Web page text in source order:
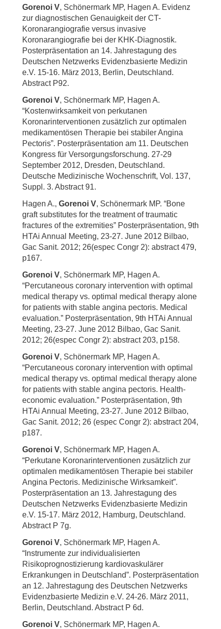
Gorenoi V, Schönermark MP, Hagen A. Evidenz
zur diagnostischen Genauigkeit der CT-
Koronarangiografie versus invasive
Koronarangiografie bei der KHK-Diagnostik.
Posterpräsentation an 14. Jahrestagung des
Deutschen Netzwerks Evidenzbasierte Medizin
e.V. 15-16. März 2013, Berlin, Deutschland.
Abstract P92.
Gorenoi V, Schönermark MP, Hagen A.
“Kostenwirksamkeit von perkutanen
Koronarinterventionen zusätzlich zur optimalen
medikamentösen Therapie bei stabiler Angina
Pectoris”. Posterpräsentation am 11. Deutschen
Kongress für Versorgungsforschung. 27-29
September 2012, Dresden, Deutschland.
Deutsche Medizinische Wochenschrift, Vol. 137,
Suppl. 3. Abstract 91.
Hagen A., Gorenoi V, Schönermark MP. “Bone
graft substitutes for the treatment of traumatic
fractures of the extremities” Posterpräsentation, 9th
HTAi Annual Meeting, 23-27. June 2012 Bilbao,
Gac Sanit. 2012; 26(espec Congr 2): abstract 479,
p167.
Gorenoi V, Schönermark MP, Hagen A.
“Percutaneous coronary intervention with optimal
medical therapy vs. optimal medical therapy alone
for patients with stable angina pectoris. Medical
evaluation.” Posterpräsentation, 9th HTAi Annual
Meeting, 23-27. June 2012 Bilbao, Gac Sanit.
2012; 26(espec Congr 2): abstract 203, p158.
Gorenoi V, Schönermark MP, Hagen A.
“Percutaneous coronary intervention with optimal
medical therapy vs. optimal medical therapy alone
for patients with stable angina pectoris. Health-
economic evaluation.” Posterpräsentation, 9th
HTAi Annual Meeting, 23-27. June 2012 Bilbao,
Gac Sanit. 2012; 26 (espec Congr 2): abstract 204,
p187.
Gorenoi V, Schönermark MP, Hagen A.
“Perkutane Koronarinterventionen zusätzlich zur
optimalen medikamentösen Therapie bei stabiler
Angina Pectoris. Medizinische Wirksamkeit”.
Posterpräsentation an 13. Jahrestagung des
Deutschen Netzwerks Evidenzbasierte Medizin
e.V. 15-17. März 2012, Hamburg, Deutschland.
Abstract P 7g.
Gorenoi V, Schönermark MP, Hagen A.
“Instrumente zur individualisierten
Risikoprognostizierung kardiovaskulärer
Erkrankungen in Deutschland”. Posterpräsentation
an 12. Jahrestagung des Deutschen Netzwerks
Evidenzbasierte Medizin e.V. 24-26. März 2011,
Berlin, Deutschland. Abstract P 6d.
Gorenoi V, Schönermark MP, Hagen A.